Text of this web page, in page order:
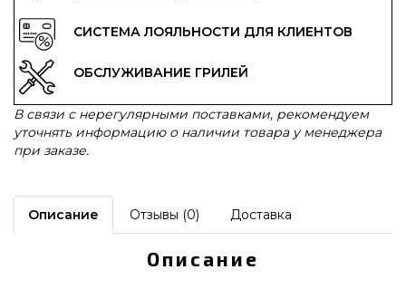
СИСТЕМА ЛОЯЛЬНОСТИ ДЛЯ КЛИЕНТОВ
ОБСЛУЖИВАНИЕ ГРИЛЕЙ
В связи с нерегулярными поставками, рекомендуем
уточнять информацию о наличии товара у менеджера
при заказе.
Описание Отзывы (0) Доставка
Описание